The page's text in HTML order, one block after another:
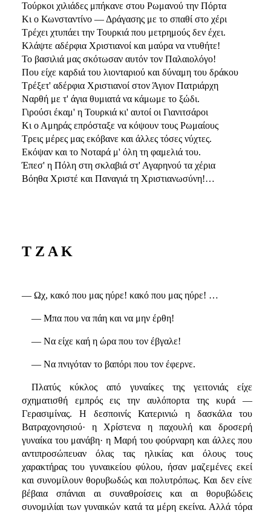
Τούρκοι χιλιάδες μπήκανε στου Ρωμανού την Πόρτα
Κι ο Κωνσταντίνο — Δράγασης με το σπαθί στο χέρι
Τρέχει χτυπάει την Τουρκιά που μετρημούς δεν έχει.
Κλάψτε αδέρφια Χριστιανοί και μαύρα να ντυθήτε!
Το βασιλιά μας σκότωσαν αυτόν τον Παλαιολόγο!
Που είχε καρδιά του λιονταριού και δύναμη του δράκου
Τρέξετ' αδέρφια Χριστιανοί στον Άγιον Πατριάρχη
Ναρθή με τ' άγια θυμιατά να κάμωμε το ξώδι.
Γιρούσι έκαμ' η Τουρκιά κι' αυτοί οι Γιανιτσάροι
Κι ο Αμηράς επρόσταξε να κόψουν τους Ρωμαίους
Τρεις μέρες μας εκόβανε και άλλες τόσες νύχτες.
Εκόψαν και το Νοταρά μ' όλη τη φαμελιά του.
Έπεσ' η Πόλη στη σκλαβιά στ' Αγαρηνού τα χέρια
Βόηθα Χριστέ και Παναγιά τη Χριστιανωσύνη!…
Τ Ζ Α Κ
— Ωχ, κακό που μας ηύρε! κακό που μας ηύρε! …
— Μπα που να πάη και να μην έρθη!
— Να είχε καή η ώρα που τον έβγαλε!
— Να πνιγόταν το βαπόρι που τον έφερνε.
Πλατύς κύκλος από γυναίκες της γειτονιάς είχε
σχηματισθή εμπρός εις την αυλόπορτα της κυρά —
Γερασιμίνας. Η δεσποινίς Κατερινιώ η δασκάλα του
Βατραχονησιού· η Χρίστενα η παχουλή και δροσερή
γυναίκα του μανάβη· η Μαρή του φούρναρη και άλλες που
αντιπροσώπευαν όλας τας ηλικίας και όλους τους
χαρακτήρας του γυναικείου φύλου, ήσαν μαζεμένες εκεί
και συνομίλουν θορυβωδώς και πολυτρόπως. Και δεν είνε
βέβαια σπάνιαι αι συναθροίσεις και αι θορυβώδεις
συνομιλίαι των γυναικών κατά τα μέρη εκείνα. Αλλά τόρα